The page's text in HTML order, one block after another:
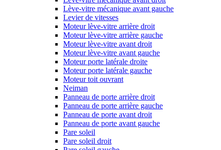
Lève-vitre mécanique avant gauche
Levier de vitesses
Moteur lève-vitre arrière droit
Moteur lève-vitre arrière gauche
Moteur lève-vitre avant droit
Moteur lève-vitre avant gauche
Moteur porte latérale droite
Moteur porte latérale gauche
Moteur toit ouvrant
Neiman
Panneau de porte arrière droit
Panneau de porte arrière gauche
Panneau de porte avant droit
Panneau de porte avant gauche
Pare soleil
Pare soleil droit